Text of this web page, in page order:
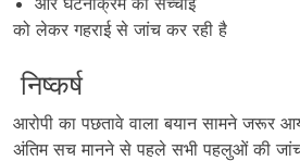
को लेकर गहराई से जांच कर रही है
निष्कर्ष
आरोपी का पछतावे वाला बयान सामने जरूर
अंतिम सच मानने से पहले सभी पहलुओं की